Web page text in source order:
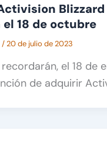
18 de octubre
/20 de julio de 2023
el 18 de
de adquirir